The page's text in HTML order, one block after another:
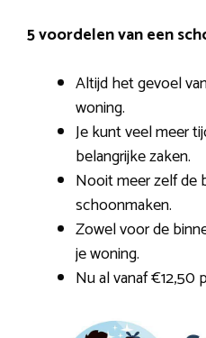
5 voordelen van een
Altijd het gevoel
woning.
Je kunt veel meer
belangrijke zaken.
Nooit meer zelf de
schoonmaken.
Zowel voor de
je woning.
Nu al vanaf €12,50